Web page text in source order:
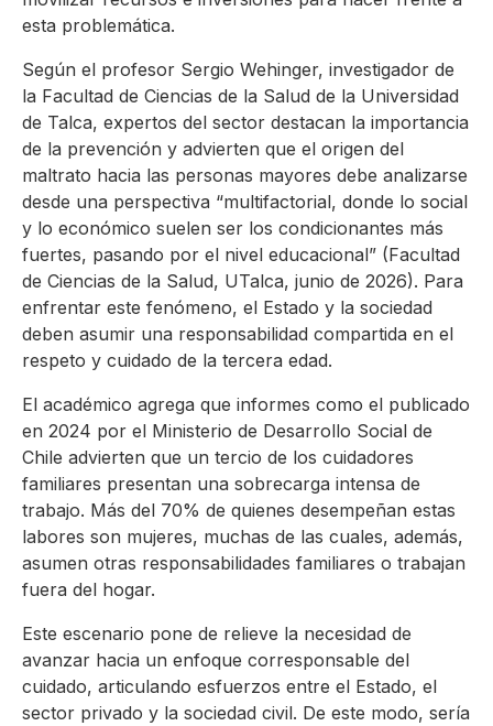
esta problemática.
Según el profesor Sergio Wehinger, investigador de
la Facultad de Ciencias de la Salud de la Universidad
de Talca, expertos del sector destacan la importancia
de la prevención y advierten que el origen del
maltrato hacia las personas mayores debe analizarse
desde una perspectiva “multifactorial, donde lo social
y lo económico suelen ser los condicionantes más
fuertes, pasando por el nivel educacional” (Facultad
de Ciencias de la Salud, UTalca, junio de 2026). Para
enfrentar este fenómeno, el Estado y la sociedad
deben asumir una responsabilidad compartida en el
respeto y cuidado de la tercera edad.
El académico agrega que informes como el publicado
en 2024 por el Ministerio de Desarrollo Social de
Chile advierten que un tercio de los cuidadores
familiares presentan una sobrecarga intensa de
trabajo. Más del 70% de quienes desempeñan estas
labores son mujeres, muchas de las cuales, además,
asumen otras responsabilidades familiares o trabajan
fuera del hogar.
Este escenario pone de relieve la necesidad de
avanzar hacia un enfoque corresponsable del
cuidado, articulando esfuerzos entre el Estado, el
sector privado y la sociedad civil. De este modo, sería